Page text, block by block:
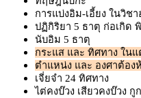
การแบ่งอิม-เอี้ยง ในวิช
ปฏิกิริยา 5 ธาตุ ก่อเกิด
นับอิม 5 ธาตุ
กระแส และ ทิศทาง ในแ
ตำแหน่ง และ องศาต้อง
เจี่ยจำ 24 ทิศทาง
ไต่คงบ๊วง เสียวคงบ๊วง กู